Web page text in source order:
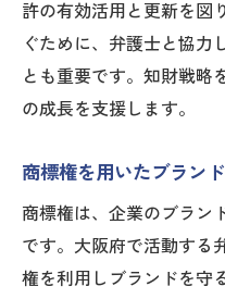
許の有効活用と更新を図
ぐために、弁護士と協力
とも重要です。知財戦略
の成長を支援します。
商標権を用いたブラン
商標権は、企業のブラン
です。大阪府で活動する
権を利用しブランドを守